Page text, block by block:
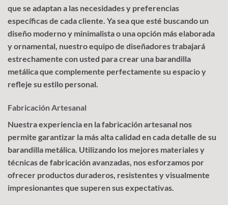
que se adaptan a las necesidades y preferencias
específicas de cada cliente. Ya sea que esté buscando un
diseño moderno y minimalista o una opción más elaborada
y ornamental, nuestro equipo de diseñadores trabajará
estrechamente con usted para crear una barandilla
metálica que complemente perfectamente su espacio y
refleje su estilo personal.
Fabricación Artesanal
Nuestra experiencia en la fabricación artesanal nos
permite garantizar la más alta calidad en cada detalle de su
barandilla metálica. Utilizando los mejores materiales y
técnicas de fabricación avanzadas, nos esforzamos por
ofrecer productos duraderos, resistentes y visualmente
impresionantes que superen sus expectativas.